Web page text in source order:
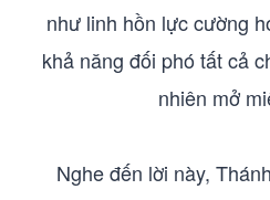
như linh hồn lực cường
khả năng đối phó tất cả
nhiên mở
Nghe đến lời này,